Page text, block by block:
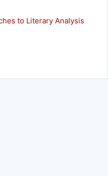
to Literary Analysis